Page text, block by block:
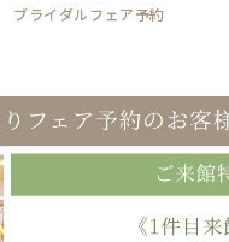
ブライダルフェア予約